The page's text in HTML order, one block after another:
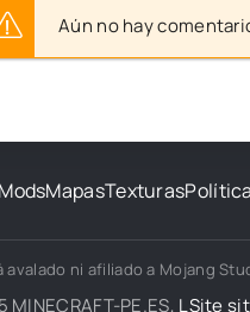
Aún no hay
MapasTexturas
avalado ni afiliado a Mojang
PE.ES, LSite